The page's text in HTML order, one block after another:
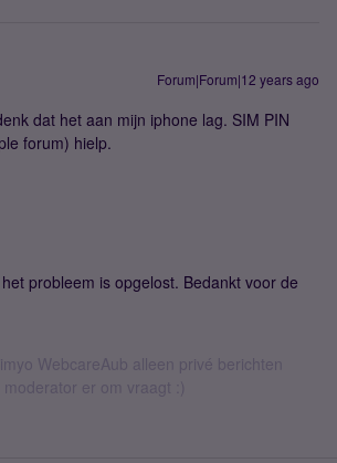
Forum|Forum|12 years ago
dat het aan mijn iphone lag. SIM PIN
forum) hielp.
probleem is opgelost. Bedankt voor de
WebcareAub alleen privé berichten
er om vraagt :)